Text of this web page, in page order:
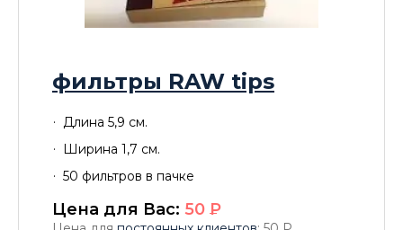
фильтры RAW tips
Длина 5,9 см.
Ширина 1,7 см.
50 фильтров в пачке
Цена для Вас: 50 P